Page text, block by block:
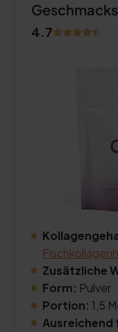
4.7
Zusätzliche
Form: Pulver
Portion: 1,5
Ausreichend